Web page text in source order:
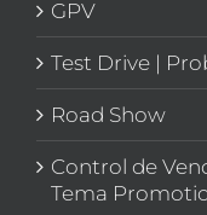
GPV
Test Drive |
Road Show
Control de
Tema